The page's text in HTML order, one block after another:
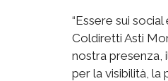
“Essere sui
Coldiretti Asti
nostra presenza,
per la visibilità, la